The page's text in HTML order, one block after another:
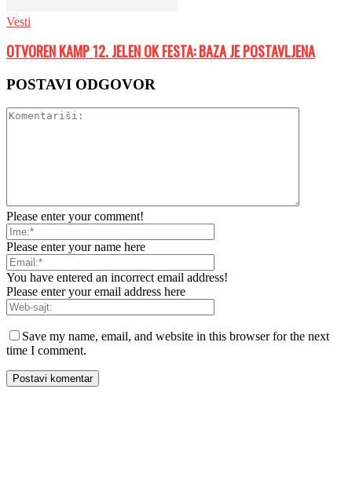
Vesti
OTVOREN KAMP 12. JELEN OK FESTA: BAZA JE POSTAVLJENA
POSTAVI ODGOVOR
Please enter your comment!
Please enter your name here
You have entered an incorrect email address!
Please enter your email address here
Save my name, email, and website in this browser for the next
time I comment.